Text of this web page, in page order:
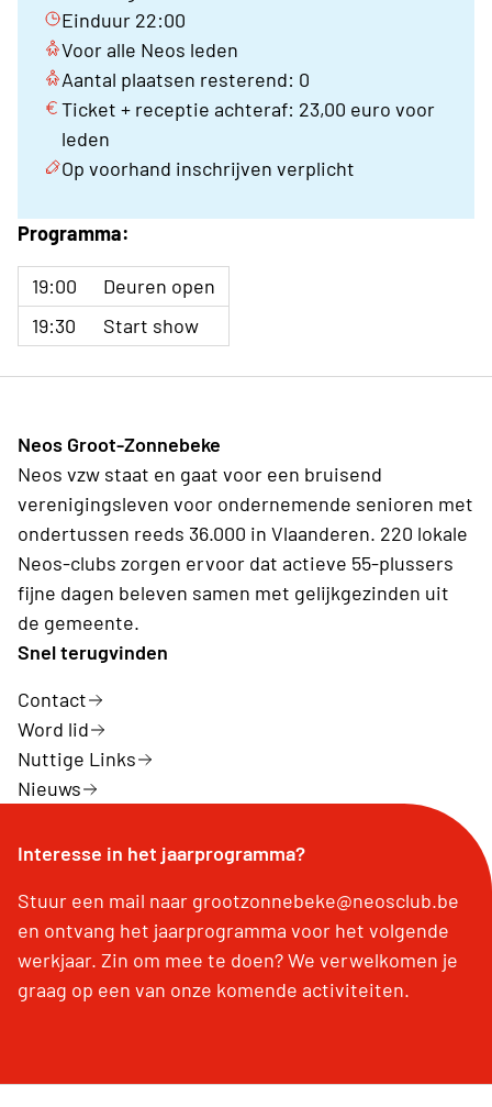
Einduur 22:00
Voor alle Neos leden
Aantal plaatsen resterend: 0
Ticket + receptie achteraf: 23,00 euro voor
leden
Op voorhand inschrijven verplicht
Programma:
19:00
Deuren open
19:30
Start show
Neos Groot-Zonnebeke
Neos vzw staat en gaat voor een bruisend
verenigingsleven voor ondernemende senioren met
ondertussen reeds 36.000 in Vlaanderen. 220 lokale
Neos-clubs zorgen ervoor dat actieve 55-plussers
fijne dagen beleven samen met gelijkgezinden uit
de gemeente.
Snel terugvinden
Contact
Word lid
Nuttige Links
Nieuws
Interesse in het jaarprogramma?
Stuur een mail naar grootzonnebeke@neosclub.be
en ontvang het jaarprogramma voor het volgende
werkjaar. Zin om mee te doen? We verwelkomen je
graag op een van onze komende activiteiten.